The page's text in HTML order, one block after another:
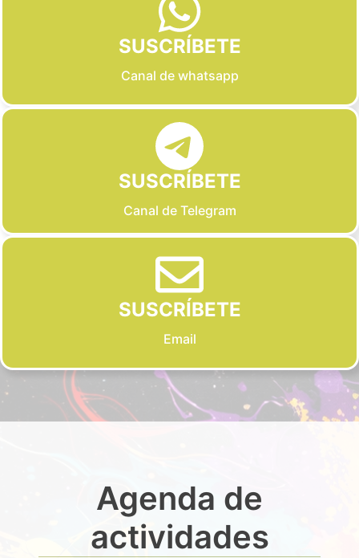
SUSCRÍBETE
Canal de whatsapp
SUSCRÍBETE
Canal de Telegram
SUSCRÍBETE
Email
Agenda de
actividades